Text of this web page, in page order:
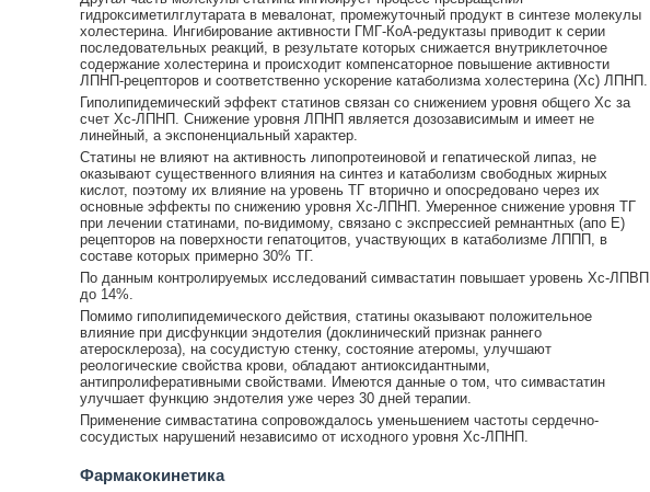
гидроксиметилглутарата в мевалонат, промежуточный продукт в синтезе молекулы
холестерина. Ингибирование активности ГМГ-КоА-редуктазы приводит к серии
последовательных реакций, в результате которых снижается внутриклеточное
содержание холестерина и происходит компенсаторное повышение активности
ЛПНП-рецепторов и соответственно ускорение катаболизма холестерина (Xc) ЛПНП.
Гиполипидемический эффект статинов связан со снижением уровня общего Хс за
счет Хс-ЛПНП. Снижение уровня ЛПНП является дозозависимым и имеет не
линейный, а экспоненциальный характер.
Статины не влияют на активность липопротеиновой и гепатической липаз, не
оказывают существенного влияния на синтез и катаболизм свободных жирных
кислот, поэтому их влияние на уровень ТГ вторично и опосредовано через их
основные эффекты по снижению уровня Хс-ЛПНП. Умеренное снижение уровня ТГ
при лечении статинами, по-видимому, связано с экспрессией ремнантных (апо Е)
рецепторов на поверхности гепатоцитов, участвующих в катаболизме ЛППП, в
составе которых примерно 30% ТГ.
По данным контролируемых исследований симвастатин повышает уровень Хс-ЛПВП
до 14%.
Помимо гиполипидемического действия, статины оказывают положительное
влияние при дисфункции эндотелия (доклинический признак раннего
атеросклероза), на сосудистую стенку, состояние атеромы, улучшают
реологические свойства крови, обладают антиоксидантными,
антипролиферативными свойствами. Имеются данные о том, что симвастатин
улучшает функцию эндотелия уже через 30 дней терапии.
Применение симвастатина сопровождалось уменьшением частоты сердечно-
сосудистых нарушений независимо от исходного уровня Хс-ЛПНП.
Фармакокинетика